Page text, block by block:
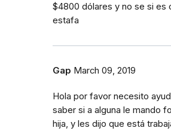
$4800 dólares y no se si es
estafa
Gap March 09, 2019
Hola por favor necesito
saber si a alguna le mando
hija, y les dijo que está